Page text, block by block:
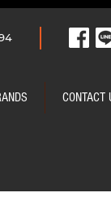
CONTACT